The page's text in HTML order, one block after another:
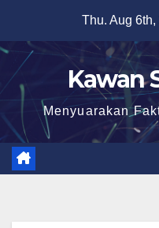
content
Thu. Aug 6th,
Kawan
Menyuarakan